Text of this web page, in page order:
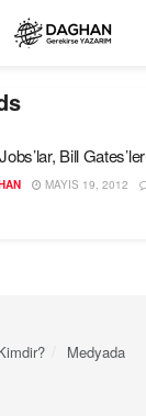
Bill Gates’ler
MAYIS 19, 2012
Medyada